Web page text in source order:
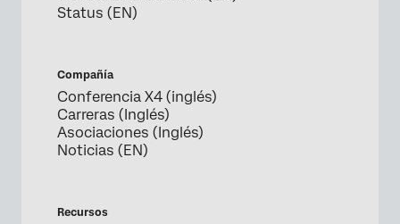
Status (EN)
Compañía
Conferencia X4 (inglés)
Carreras (Inglés)
Asociaciones (Inglés)
Noticias (EN)
Recursos